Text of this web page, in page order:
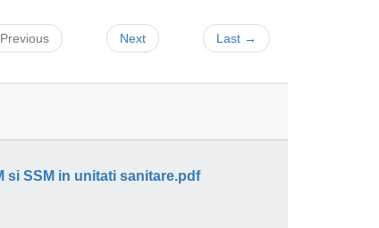
Previous Next Last →
si SSM in unitati sanitare.pdf